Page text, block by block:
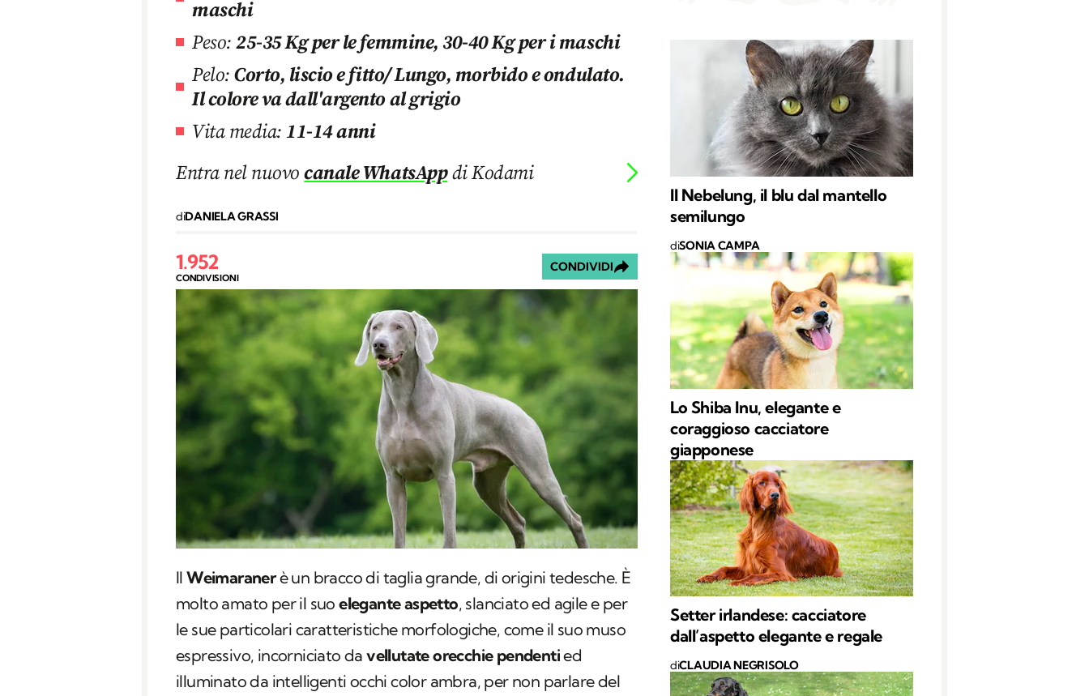
maschi
Peso:25-35 Kg per le femmine, 30-40 Kg per i maschi
Pelo:Corto, liscio e fitto/ Lungo, morbido e ondulato.
Il colore va dall'argento al grigio
Vita media: 11-14 anni
Entra nel nuovocanale WhatsAppdi Kodami
diDANIELA GRASSI
1.952
CONDIVISIONI
CONDIVIDI
IlWeimaranerè un bracco di taglia grande, di origini tedesche. È
molto amato per il suoelegante aspetto, slanciato ed agile e per
le sue particolari caratteristiche morfologiche, come il suo muso
espressivo, incorniciato davellutate orecchie pendentied
illuminato da intelligenti occhi color ambra, per non parlare del
Il Nebelung, il blu dal mantello
semilungo
diSONIA CAMPA
Lo Shiba Inu, elegante e
coraggioso cacciatore
giapponese
Setter irlandese: cacciatore
dall’aspetto elegante e regale
diCLAUDIA NEGRISOLO